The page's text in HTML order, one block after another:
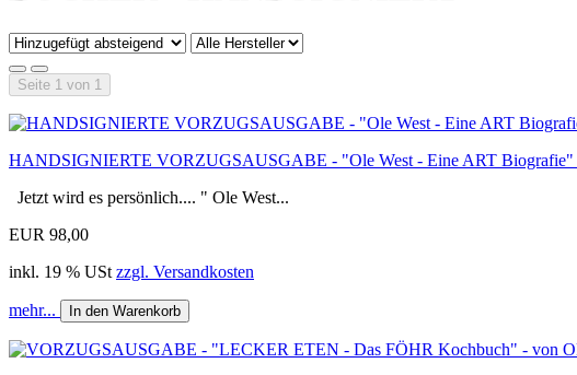
Seite 1 von 1
HANDSIGNIERTE VORZUGSAUSGABE - "Ole West - Eine ART
Jetzt wird es persönlich.... " Ole West...
EUR 98,00
inkl. 19 % USt zzgl. Versandkosten
mehr... In den Warenkorb